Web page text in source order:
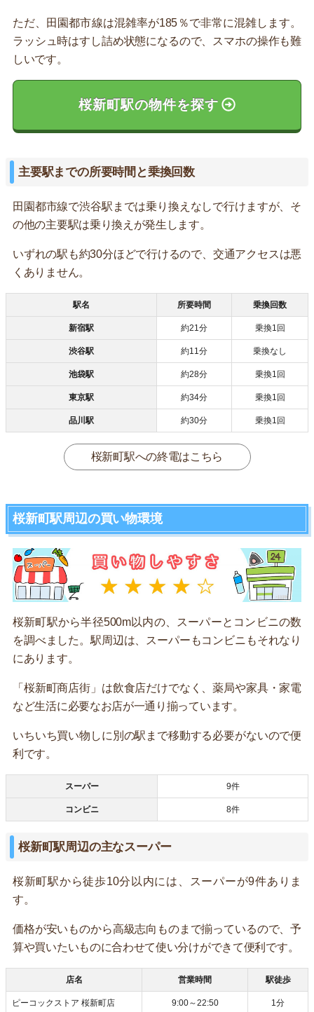
ただ、田園都市線は混雑率が185％で非常に混雑します。
ラッシュ時はすし詰め状態になるので、スマホの操作も難
しいです。
桜新町駅の物件を探す
主要駅までの所要時間と乗換回数
田園都市線で渋谷駅までは乗り換えなしで行けますが、そ
の他の主要駅は乗り換えが発生します。
いずれの駅も約30分ほどで行けるので、交通アクセスは悪
くありません。
駅名 所要時間 乗換回数
新宿駅 約21分 乗換1回
渋谷駅 約11分 乗換なし
池袋駅 約28分 乗換1回
東京駅 約34分 乗換1回
品川駅 約30分 乗換1回
桜新町駅への終電はこちら
桜新町駅周辺の買い物環境
桜新町駅から半径500m以内の、スーパーとコンビニの数
を調べました。駅周辺は、スーパーもコンビニもそれなり
にあります。
「桜新町商店街」は飲食店だけでなく、薬局や家具・家電
など生活に必要なお店が一通り揃っています。
いちいち買い物しに別の駅まで移動する必要がないので便
利です。
スーパー 9件
コンビニ 8件
桜新町駅周辺の主なスーパー
桜新町駅から徒歩10分以内には、スーパーが9件ありま
す。
価格が安いものから高級志向ものまで揃っているので、予
算や買いたいものに合わせて使い分けができて便利です。
店名 営業時間 駅徒歩
ピーコックストア 桜新町店 9:00～22:50 1分